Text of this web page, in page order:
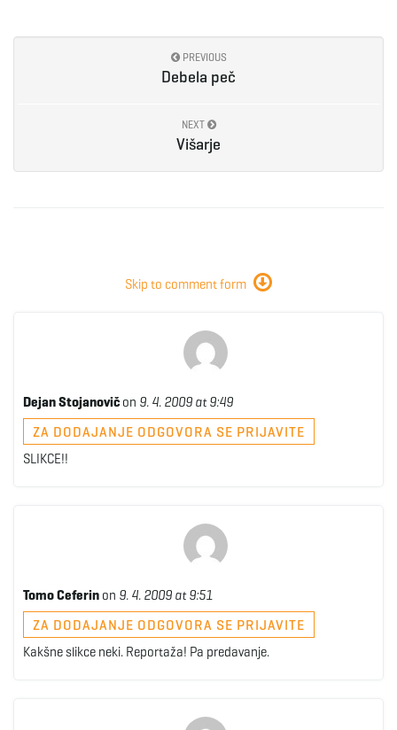
PREVIOUS
Debela peč
NEXT
Višarje
Skip to comment form
Dejan Stojanovič on 9. 4. 2009 at 9:49
ZA DODAJANJE ODGOVORA SE PRIJAVITE
SLIKCE!!
Tomo Ceferin on 9. 4. 2009 at 9:51
ZA DODAJANJE ODGOVORA SE PRIJAVITE
Kakšne slikce neki. Reportaža! Pa predavanje.